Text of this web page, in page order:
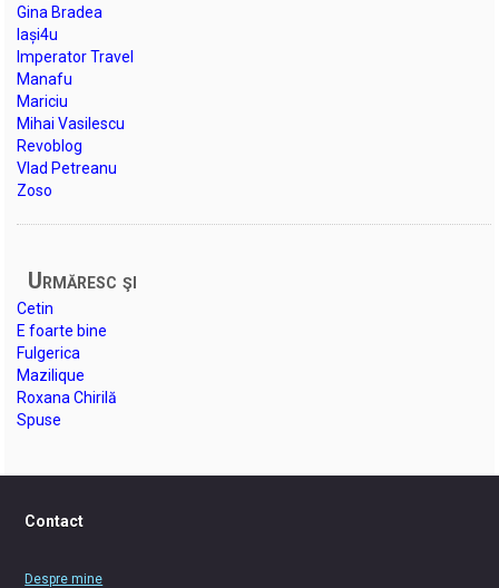
Gina Bradea
Iași4u
Imperator Travel
Manafu
Mariciu
Mihai Vasilescu
Revoblog
Vlad Petreanu
Zoso
Urmăresc şi
Cetin
E foarte bine
Fulgerica
Mazilique
Roxana Chirilă
Spuse
Contact
Despre mine